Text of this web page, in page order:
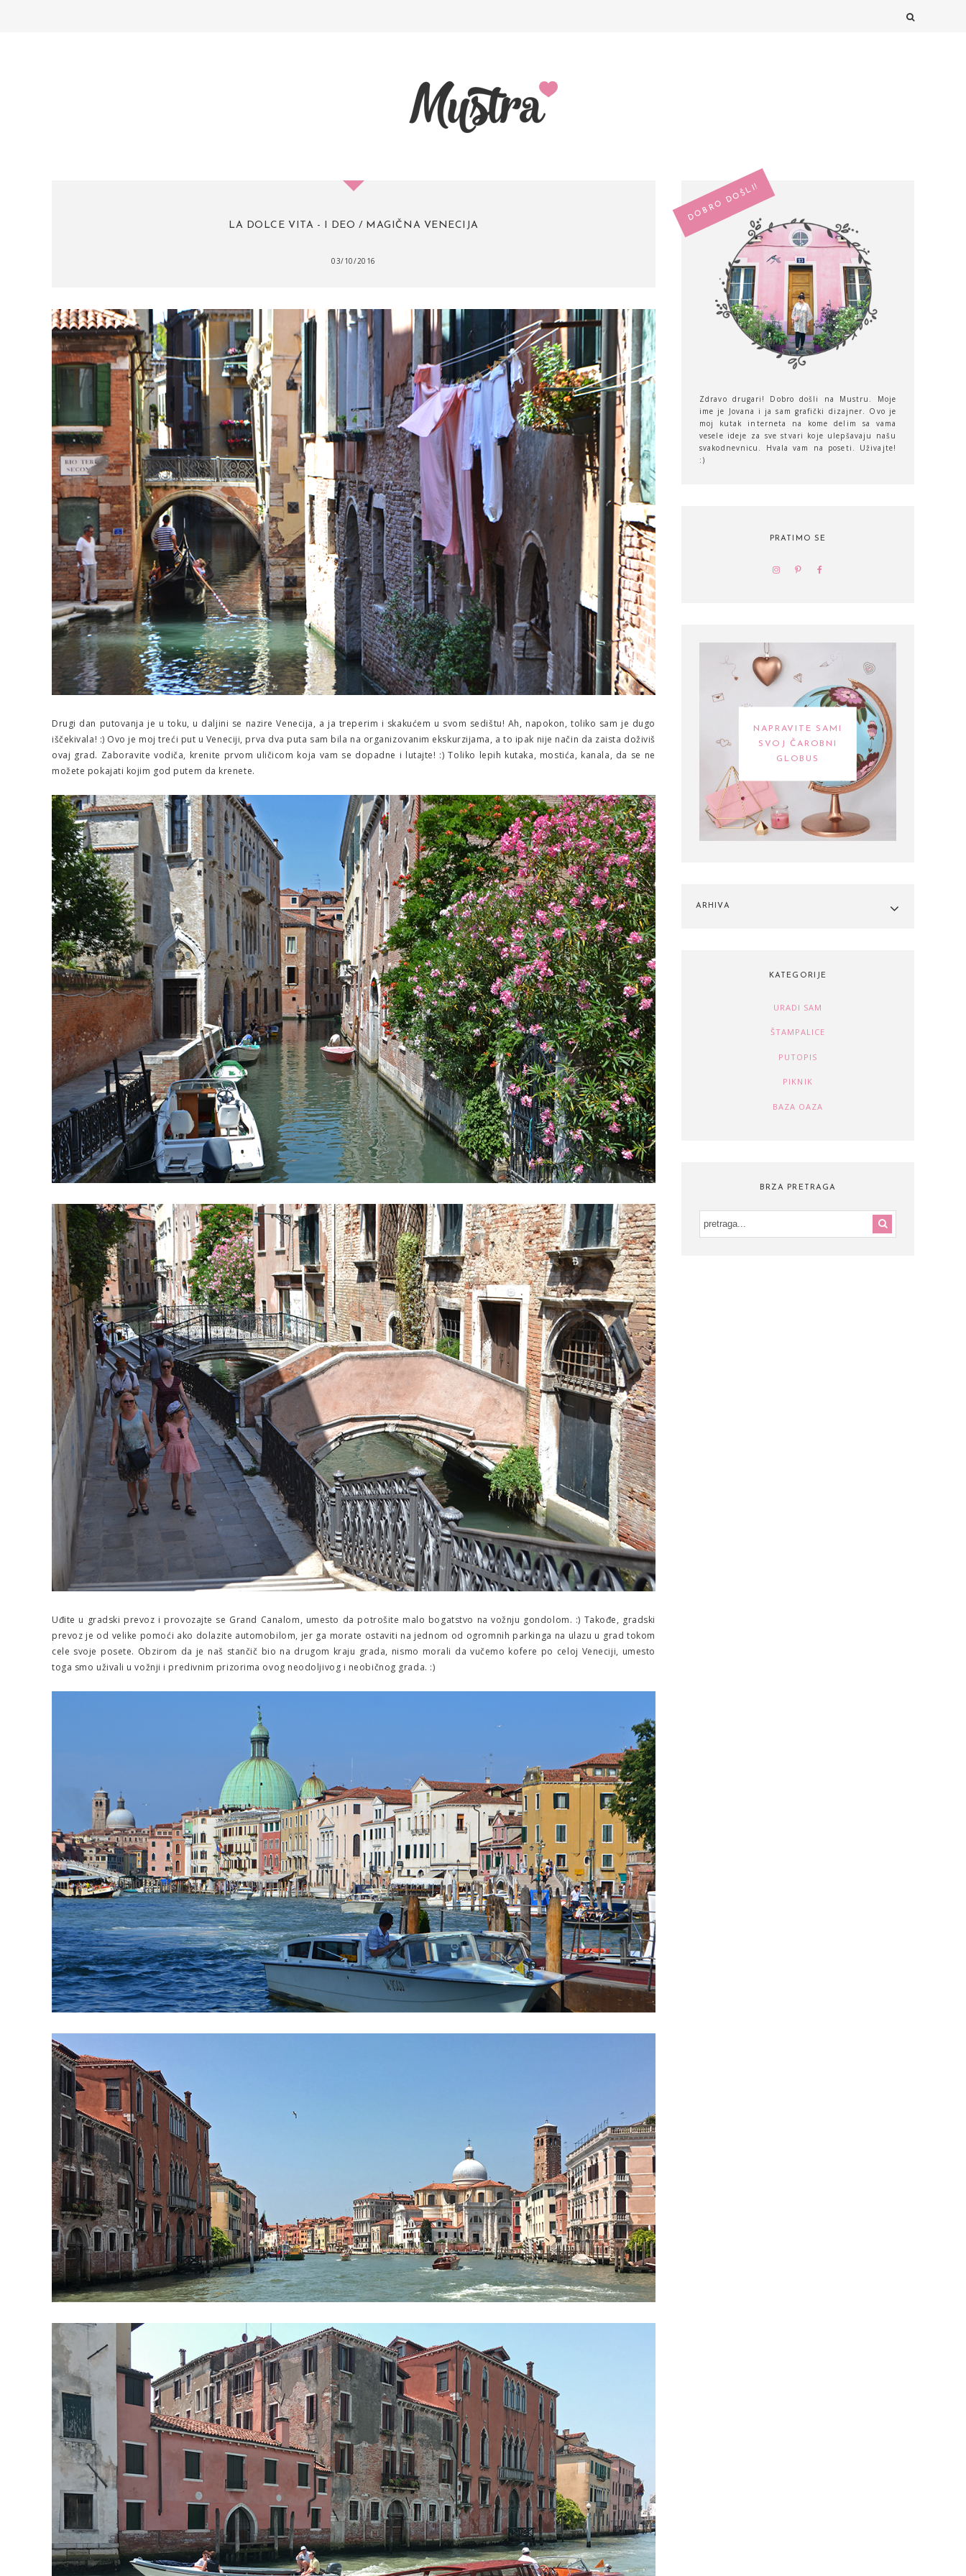
LA DOLCE VITA - I DEO / MAGIČNA VENECIJA
03/10/2016
Drugi dan putovanja je u toku, u daljini se nazire Venecija, a ja treperim i skakućem u svom sedištu! Ah, napokon, toliko sam je dugo
iščekivala! :) Ovo je moj treći put u Veneciji, prva dva puta sam bila na organizovanim ekskurzijama, a to ipak nije način da zaista doživiš
ovaj grad. Zaboravite vodiča, krenite prvom uličicom koja vam se dopadne i lutajte! :) Toliko lepih kutaka, mostića, kanala, da se ne
možete pokajati kojim god putem da krenete.
Uđite u gradski prevoz i provozajte se Grand Canalom, umesto da potrošite malo bogatstvo na vožnju gondolom. :) Takođe, gradski
prevoz je od velike pomoći ako dolazite automobilom, jer ga morate ostaviti na jednom od ogromnih parkinga na ulazu u grad tokom
cele svoje posete. Obzirom da je naš stančič bio na drugom kraju grada, nismo morali da vučemo kofere po celoj Veneciji, umesto
toga smo uživali u vožnji i predivnim prizorima ovog neodoljivog i neobičnog grada. :)
DOBRO DOŠLI!
Zdravo drugari! Dobro došli na Mustru. Moje
ime je Jovana i ja sam grafički dizajner. Ovo je
moj kutak interneta na kome delim sa vama
vesele ideje za sve stvari koje ulepšavaju našu
svakodnevnicu. Hvala vam na poseti. Uživajte!
:)
PRATIMO SE
NAPRAVITE SAMI
SVOJ ČAROBNI
GLOBUS
ARHIVA
KATEGORIJE
URADI SAM
ŠTAMPALICE
PUTOPIS
PIKNIK
BAZA OAZA
BRZA PRETRAGA